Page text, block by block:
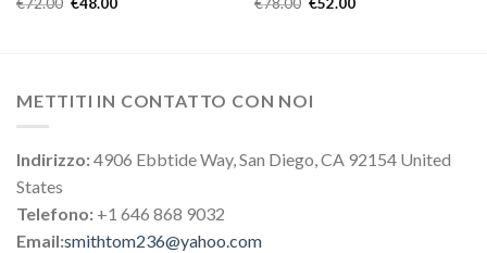
METTITI IN CONTATTO CON NOI
Indirizzo:4906 Ebbtide Way, San Diego, CA 92154 United
States
Telefono: +1 646 868 9032
Email:smithtom236@yahoo.com